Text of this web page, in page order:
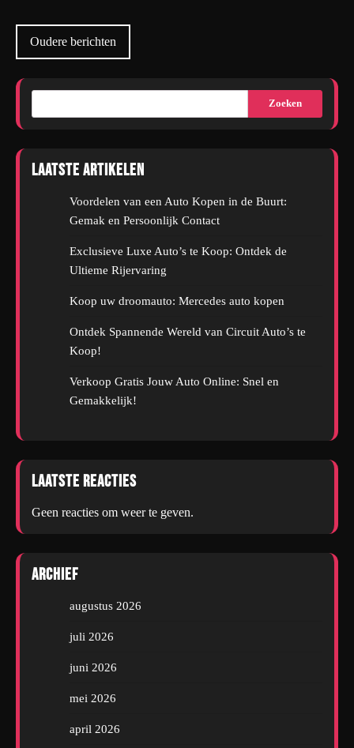
Berichtennavigatie
Oudere berichten
Zoeken
Laatste artikelen
Voordelen van een Auto Kopen in de Buurt:
Gemak en Persoonlijk Contact
Exclusieve Luxe Auto’s te Koop: Ontdek de
Ultieme Rijervaring
Koop uw droomauto: Mercedes auto kopen
Ontdek Spannende Wereld van Circuit Auto’s te
Koop!
Verkoop Gratis Jouw Auto Online: Snel en
Gemakkelijk!
Laatste reacties
Geen reacties om weer te geven.
Archief
augustus 2026
juli 2026
juni 2026
mei 2026
april 2026